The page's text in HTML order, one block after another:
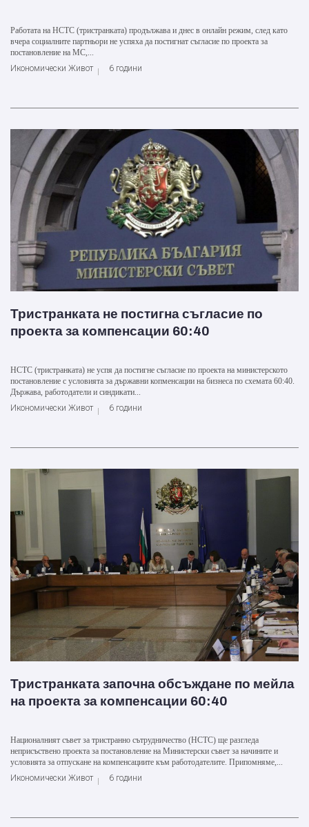
Работата на НСТС (тристранката) продължава и днес в онлайн режим, след като
вчера социалните партньори не успяха да постигнат съгласие по проекта за
постановление на МС,...
Икономически Живот
6 години
Тристранката не постигна съгласие по
проекта за компенсации 60:40
НСТС (тристранката) не успя да постигне съгласие по проекта на министерското
постановление с условията за държавни копменсации на бизнеса по схемата 60:40.
Държава, работодатели и синдикати...
Икономически Живот
6 години
Тристранката започна обсъждане по мейла
на проекта за компенсации 60:40
Националният съвет за тристранно сътрудничество (НСТС) ще разгледа
неприсъствено проекта за постановление на Министерски съвет за начините и
условията за отпускане на компенсациите към работодателите. Припомняме,...
Икономически Живот
6 години